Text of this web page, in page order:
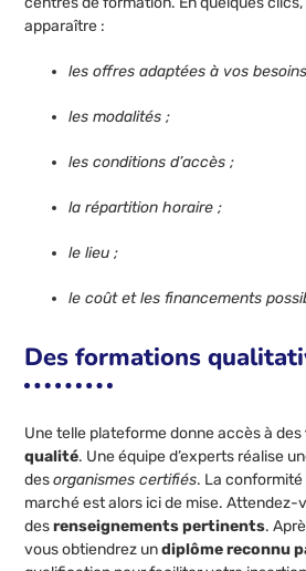
apparaître :
les offres adaptées à vos
les modalités ;
les conditions d’accès ;
la répartition horaire ;
le lieu ;
le coût et les financements
Des formations
Une telle plateforme donne accès à des
qualité. Une équipe d’experts réalise
desorganismes certifiés. La
marché est alors ici de mise. Attendez-
desrenseignements pertinents.
vous obtiendrez undiplôme reconnu